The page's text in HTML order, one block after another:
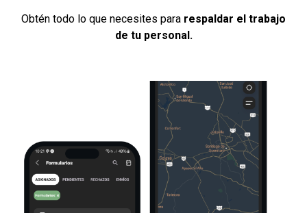
Obtén todo lo que necesites para respaldar el trabajo
de tu personal.